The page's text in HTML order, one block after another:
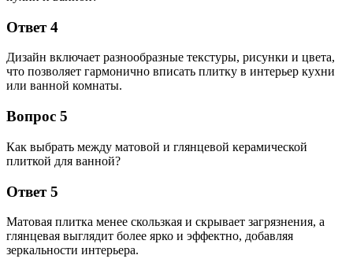
Ответ 4
Дизайн включает разнообразные текстуры, рисунки и цвета,
что позволяет гармонично вписать плитку в интерьер кухни
или ванной комнаты.
Вопрос 5
Как выбрать между матовой и глянцевой керамической
плиткой для ванной?
Ответ 5
Матовая плитка менее скользкая и скрывает загрязнения, а
глянцевая выглядит более ярко и эффектно, добавляя
зеркальности интерьера.